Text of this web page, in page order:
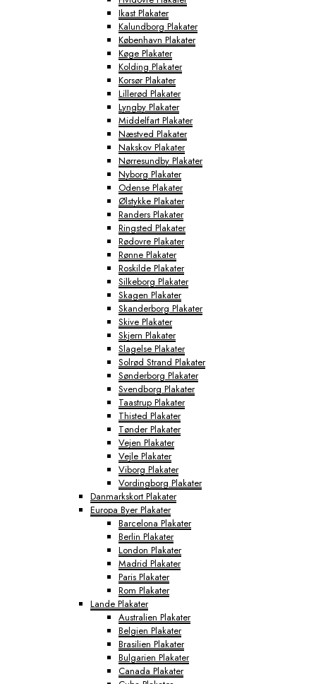
Ikast Plakater
Kalundborg Plakater
København Plakater
Køge Plakater
Kolding Plakater
Korsør Plakater
Lillerød Plakater
Lyngby Plakater
Middelfart Plakater
Næstved Plakater
Nakskov Plakater
Nørresundby Plakater
Nyborg Plakater
Odense Plakater
Ølstykke Plakater
Randers Plakater
Ringsted Plakater
Rødovre Plakater
Rønne Plakater
Roskilde Plakater
Silkeborg Plakater
Skagen Plakater
Skanderborg Plakater
Skive Plakater
Skjern Plakater
Slagelse Plakater
Solrød Strand Plakater
Sønderborg Plakater
Svendborg Plakater
Taastrup Plakater
Thisted Plakater
Tønder Plakater
Vejen Plakater
Vejle Plakater
Viborg Plakater
Vordingborg Plakater
Danmarkskort Plakater
Europa Byer Plakater
Barcelona Plakater
Berlin Plakater
London Plakater
Madrid Plakater
Paris Plakater
Rom Plakater
Lande Plakater
Australien Plakater
Belgien Plakater
Brasilien Plakater
Bulgarien Plakater
Canada Plakater